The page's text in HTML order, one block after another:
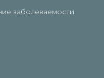
заболеваемости